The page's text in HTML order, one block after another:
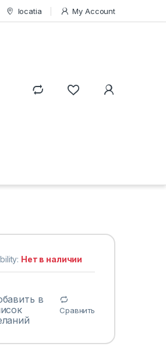
locatia My Account
Нет в наличии
в
Сравнить